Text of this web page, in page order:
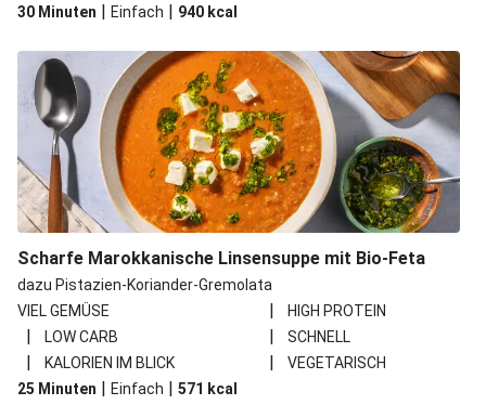
30 Minuten | Einfach | 940 kcal
Scharfe Marokkanische Linsensuppe mit Bio-Feta
dazu Pistazien-Koriander-Gremolata
VIEL GEMÜSE
| HIGH PROTEIN
| LOW CARB | SCHNELL
| KALORIEN IM BLICK |
VEGETARISCH
25 Minuten | Einfach | 571 kcal